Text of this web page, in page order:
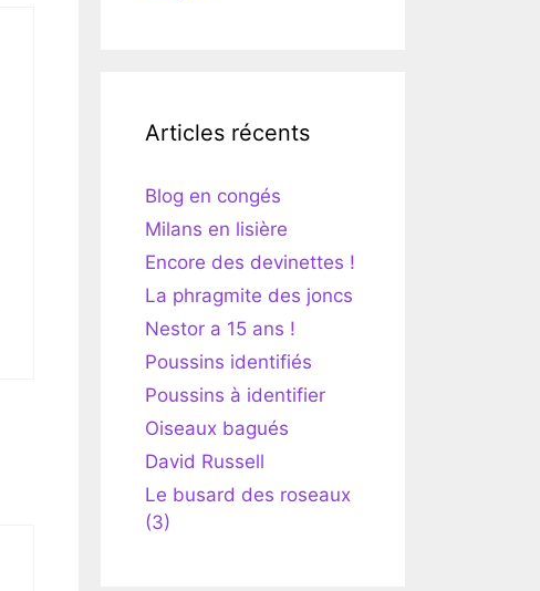
Articles récents
Blog en congés
Milans en lisière
Encore des devinettes !
La phragmite des joncs
Nestor a 15 ans !
Poussins identifiés
Poussins à identifier
Oiseaux bagués
David Russell
Le busard des roseaux
(3)